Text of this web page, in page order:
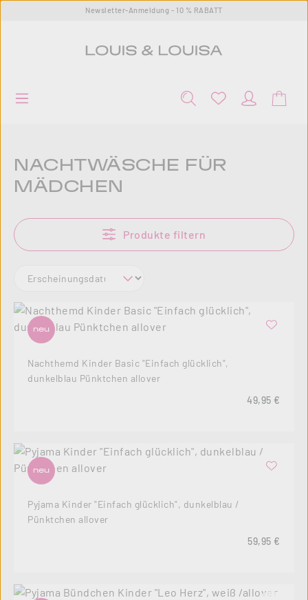
Zum Hauptinhalt springenNewsletter-Anmeldung - 10 % RABATT
NACHTWÄSCHE FÜR
MÄDCHEN
Produkte filtern
neu
Nachthemd Kinder Basic "Einfach glücklich",
dunkelblau Pünktchen allover
Regulärer
49,95 €
neu
Pyjama Kinder "Einfach glücklich", dunkelblau /
Pünktchen allover
Regulärer
59,95 €